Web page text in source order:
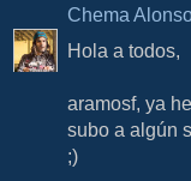
Chema
Hola a todos,
aramosf, ya
subo a algún
;)